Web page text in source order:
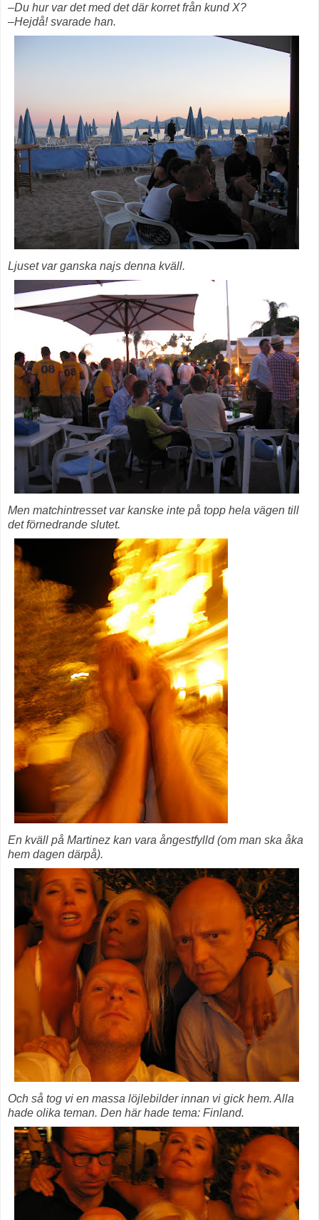
–Du hur var det med det där korret från kund X?
–Hejdå! svarade han.
Ljuset var ganska najs denna kväll.
Men matchintresset var kanske inte på topp hela vägen till
det förnedrande slutet.
En kväll på Martinez kan vara ångestfylld (om man ska åka
hem dagen därpå).
Och så tog vi en massa löjlebilder innan vi gick hem. Alla
hade olika teman. Den här hade tema: Finland.